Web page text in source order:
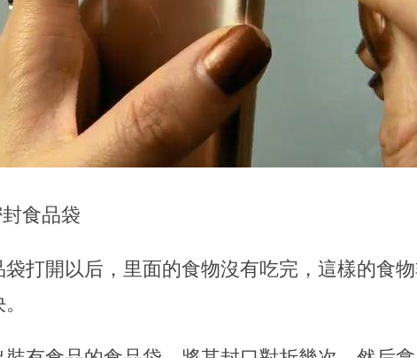
食品袋
袋打開以后，里面的食物沒有吃完，這樣的食